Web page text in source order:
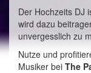
Der Hochzeits DJ
wird dazu
unvergesslich zu
Nutze und
Musiker bei The